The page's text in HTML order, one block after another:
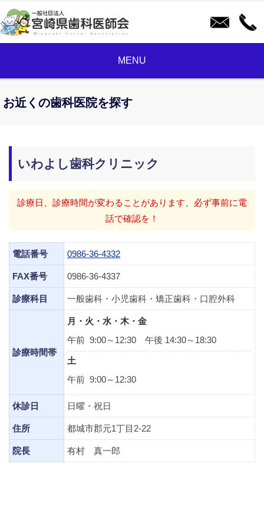
MENU
お近くの歯科医院を探す
いわよし歯科クリニック
診療日、診療時間が変わることがあります、必ず事前に電
話で確認を！
電話番号 0986-36-4332
FAX番号 0986-36-4337
診療科目 一般歯科・小児歯科・矯正歯科・口腔外科
診療時間帯
月・火・水・木・金
午前 9:00～12:30 午後 14:30～18:30
土
午前 9:00～12:30
休診日 日曜・祝日
住所 都城市郡元1丁目2-22
院長 有村 真一郎